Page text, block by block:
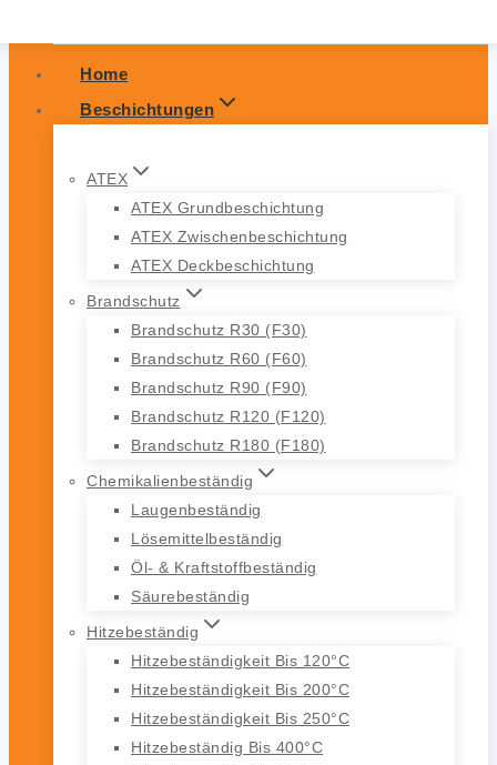
Home
Beschichtungen
ATEX
ATEX Grundbeschichtung
ATEX Zwischenbeschichtung
ATEX Deckbeschichtung
Brandschutz
Brandschutz R30 (F30)
Brandschutz R60 (F60)
Brandschutz R90 (F90)
Brandschutz R120 (F120)
Brandschutz R180 (F180)
Chemikalienbeständig
Laugenbeständig
Lösemittelbeständig
Öl- & Kraftstoffbeständig
Säurebeständig
Hitzebeständig
Hitzebeständigkeit Bis 120°C
Hitzebeständigkeit Bis 200°C
Hitzebeständigkeit Bis 250°C
Hitzebeständig Bis 400°C